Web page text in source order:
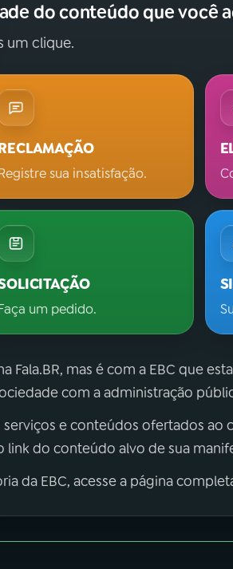
do conteúdo que você
um clique.
sua insatisfação.
um pedido.
Fala.BR, mas é com a EBC que
com a administração
serviços e conteúdos ofertados ao
link do conteúdo alvo de sua
da EBC, acesse a página